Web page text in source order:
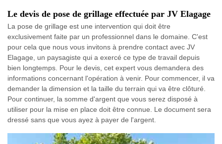
Le devis de pose de grillage effectuée par JV Elagage
La pose de grillage est une intervention qui doit être
exclusivement faite par un professionnel dans le domaine. C'est
pour cela que nous vous invitons à prendre contact avec JV
Elagage, un paysagiste qui a exercé ce type de travail depuis
bien longtemps. Pour le devis, cet expert vous demandera des
informations concernant l'opération à venir. Pour commencer, il va
demander la dimension et la taille du terrain qui va être clôturé.
Pour continuer, la somme d'argent que vous serez disposé à
utiliser pour la mise en place doit être connue. Le document sera
dressé sans que vous ayez à payer de l'argent.